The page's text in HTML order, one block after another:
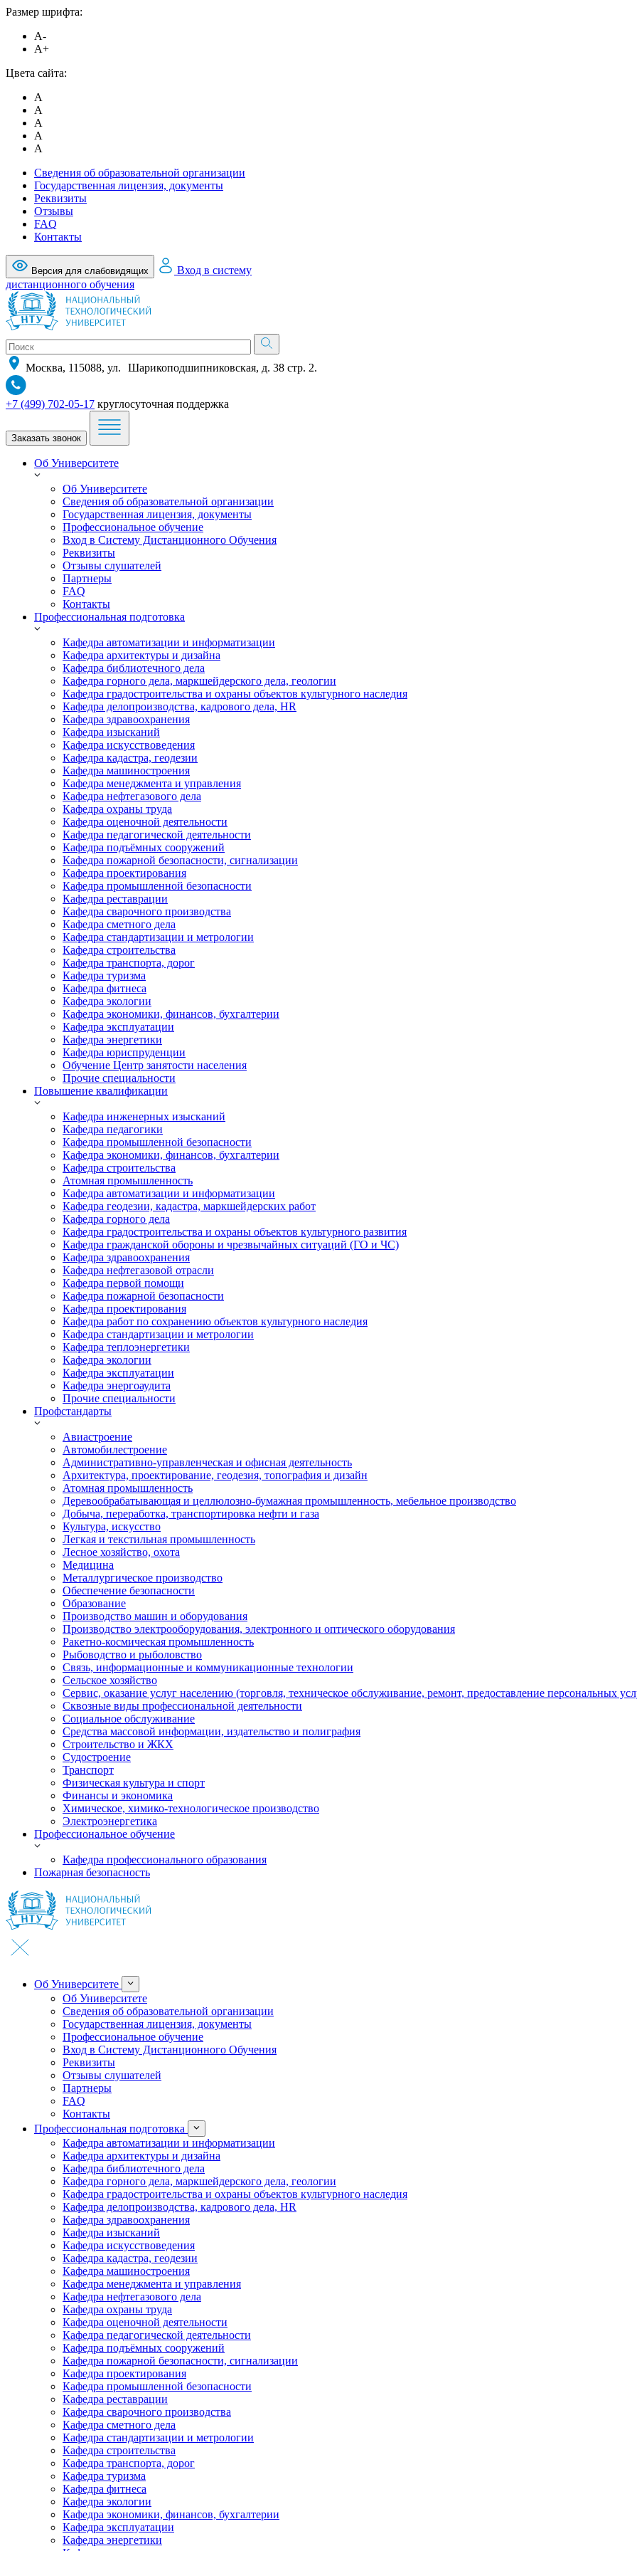
Размер шрифта:
A-
A+
Цвета сайта:
A
A
A
A
A
Сведения об образовательной организации
Государственная лицензия, документы
Реквизиты
Отзывы
FAQ
Контакты
Версия для слабовидящих
Вход в систему
дистанционного обучения
Москва, 115088, ул. Шарикоподшипниковская, д. 38 стр. 2.
+7 (499) 702-05-17 круглосуточная поддержка
Заказать звонок
Об Университете
Об Университете
Сведения об образовательной организации
Государственная лицензия, документы
Профессиональное обучение
Вход в Систему Дистанционного Обучения
Реквизиты
Отзывы слушателей
Партнеры
FAQ
Контакты
Профессиональная подготовка
Кафедра автоматизации и информатизации
Кафедра архитектуры и дизайна
Кафедра библиотечного дела
Кафедра горного дела, маркшейдерского дела, геологии
Кафедра градостроительства и охраны объектов культурного наследия
Кафедра делопроизводства, кадрового дела, HR
Кафедра здравоохранения
Кафедра изысканий
Кафедра искусствоведения
Кафедра кадастра, геодезии
Кафедра машиностроения
Кафедра менеджмента и управления
Кафедра нефтегазового дела
Кафедра охраны труда
Кафедра оценочной деятельности
Кафедра педагогической деятельности
Кафедра подъёмных сооружений
Кафедра пожарной безопасности, сигнализации
Кафедра проектирования
Кафедра промышленной безопасности
Кафедра реставрации
Кафедра сварочного производства
Кафедра сметного дела
Кафедра стандартизации и метрологии
Кафедра строительства
Кафедра транспорта, дорог
Кафедра туризма
Кафедра фитнеса
Кафедра экологии
Кафедра экономики, финансов, бухгалтерии
Кафедра эксплуатации
Кафедра энергетики
Кафедра юриспруденции
Обучение Центр занятости населения
Прочие специальности
Повышение квалификации
Кафедра инженерных изысканий
Кафедра педагогики
Кафедра промышленной безопасности
Кафедра экономики, финансов, бухгалтерии
Кафедра строительства
Атомная промышленность
Кафедра автоматизации и информатизации
Кафедра геодезии, кадастра, маркшейдерских работ
Кафедра горного дела
Кафедра градостроительства и охраны объектов культурного развития
Кафедра гражданской обороны и чрезвычайных ситуаций (ГО и ЧС)
Кафедра здравоохранения
Кафедра нефтегазовой отрасли
Кафедра первой помощи
Кафедра пожарной безопасности
Кафедра проектирования
Кафедра работ по сохранению объектов культурного наследия
Кафедра стандартизации и метрологии
Кафедра теплоэнергетики
Кафедра экологии
Кафедра эксплуатации
Кафедра энергоаудита
Прочие специальности
Профстандарты
Авиастроение
Автомобилестроение
Административно-управленческая и офисная деятельность
Архитектура, проектирование, геодезия, топография и дизайн
Атомная промышленность
Деревообрабатывающая и целлюлозно-бумажная промышленность, мебельное производство
Добыча, переработка, транспортировка нефти и газа
Культура, искусство
Легкая и текстильная промышленность
Лесное хозяйство, охота
Медицина
Металлургическое производство
Обеспечение безопасности
Образование
Производство машин и оборудования
Производство электрооборудования, электронного и оптического оборудования
Ракетно-космическая промышленность
Рыбоводство и рыболовство
Связь, информационные и коммуникационные технологии
Сельское хозяйство
Сервис, оказание услуг населению (торговля, техническое обслуживание, ремонт, предоставление персональных
Сквозные виды профессиональной деятельности
Социальное обслуживание
Средства массовой информации, издательство и полиграфия
Строительство и ЖКХ
Судостроение
Транспорт
Физическая культура и спорт
Финансы и экономика
Химическое, химико-технологическое производство
Электроэнергетика
Профессиональное обучение
Кафедра профессионального образования
Пожарная безопасность
Об Университете
Об Университете
Сведения об образовательной организации
Государственная лицензия, документы
Профессиональное обучение
Вход в Систему Дистанционного Обучения
Реквизиты
Отзывы слушателей
Партнеры
FAQ
Контакты
Профессиональная подготовка
Кафедра автоматизации и информатизации
Кафедра архитектуры и дизайна
Кафедра библиотечного дела
Кафедра горного дела, маркшейдерского дела, геологии
Кафедра градостроительства и охраны объектов культурного наследия
Кафедра делопроизводства, кадрового дела, HR
Кафедра здравоохранения
Кафедра изысканий
Кафедра искусствоведения
Кафедра кадастра, геодезии
Кафедра машиностроения
Кафедра менеджмента и управления
Кафедра нефтегазового дела
Кафедра охраны труда
Кафедра оценочной деятельности
Кафедра педагогической деятельности
Кафедра подъёмных сооружений
Кафедра пожарной безопасности, сигнализации
Кафедра проектирования
Кафедра промышленной безопасности
Кафедра реставрации
Кафедра сварочного производства
Кафедра сметного дела
Кафедра стандартизации и метрологии
Кафедра строительства
Кафедра транспорта, дорог
Кафедра туризма
Кафедра фитнеса
Кафедра экологии
Кафедра экономики, финансов, бухгалтерии
Кафедра эксплуатации
Кафедра энергетики